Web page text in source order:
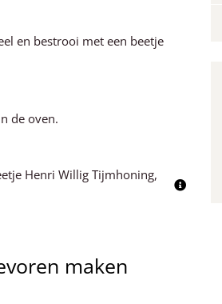
en bestrooi met een beetje
de oven.
Henri Willig Tijmhoning,
maken